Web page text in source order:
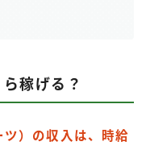
稼げる？
）の収入は、時給